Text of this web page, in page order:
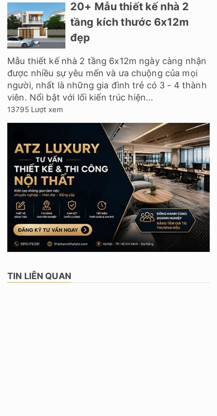
20+ Mẫu thiết kế nhà 2
tầng kích thước 6x12m
đẹp
Mẫu thiết kế nhà 2 tầng 6x12m ngày càng nhận
được nhiều sự yêu mến và ưa chuộng của mọi
người, nhất là những gia đình trẻ có 3 - 4 thành
viên. Nổi bật với lối kiến trúc hiện...
13795 Lượt xem
TIN LIÊN QUAN